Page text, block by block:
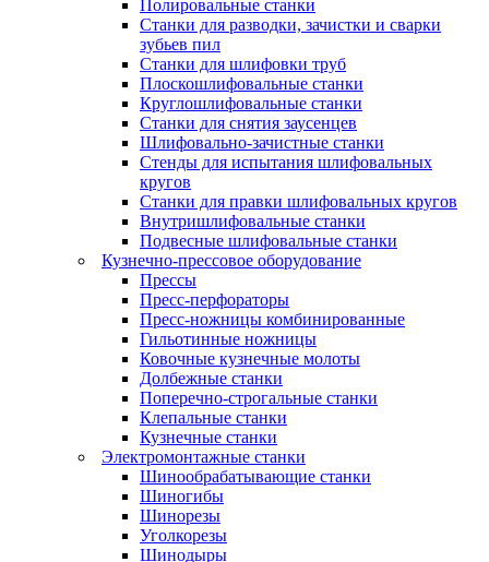
Полировальные станки
Станки для разводки, зачистки и сварки
зубьев пил
Станки для шлифовки труб
Плоскошлифовальные станки
Круглошлифовальные станки
Станки для снятия заусенцев
Шлифовально-зачистные станки
Стенды для испытания шлифовальных
кругов
Станки для правки шлифовальных кругов
Внутришлифовальные станки
Подвесные шлифовальные станки
Кузнечно-прессовое оборудование
Прессы
Пресс-перфораторы
Пресс-ножницы комбинированные
Гильотинные ножницы
Ковочные кузнечные молоты
Долбежные станки
Поперечно-строгальные станки
Клепальные станки
Кузнечные станки
Электромонтажные станки
Шинообрабатывающие станки
Шиногибы
Шинорезы
Уголкорезы
Шинодыры